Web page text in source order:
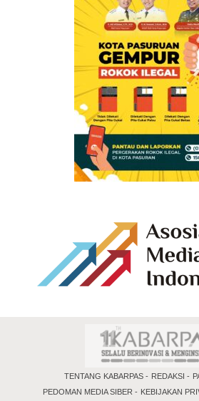
TENTANG KABARPAS REDAKSI
PEDOMAN MEDIA SIBER
KEBIJAKAN